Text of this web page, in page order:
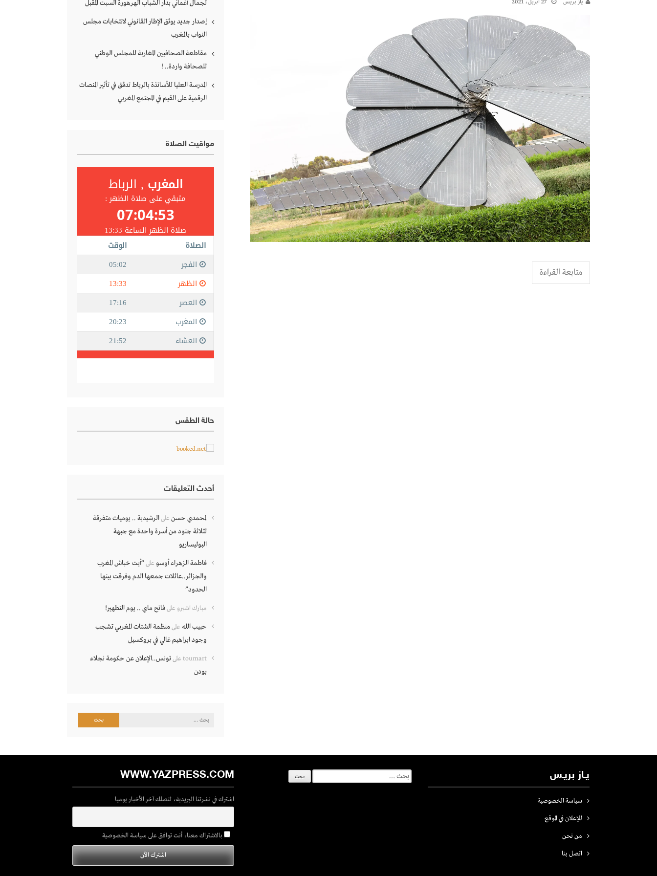
يـاز بريـس 27 أبريل، 2021
متابعة القراءة
لجمال أغماني بدار الشباب الهرهورة السبت المقبل
إصدار جديد يوثق الإطار القانوني لانتخابات مجلس
النواب بالمغرب
مقاطعة الصحافيين المغاربة للمجلس الوطني
للصحافة واردة.. !
المدرسة العليا للأساتذة بالرباط تدقق في تأثير المنصات
الرقمية على القيم في المجتمع المغربي
مواقيت الصلاة
حالة الطقس
أحدث التعليقات
لمحمدي حسن علىالرشيدية .. يوميات متفرقة
لثلاثة جنود من أسرة واحدة مع جبهة
البوليساريو
فاطمة الزهراء أوسو على“أيت خباش المغرب
والجزائر..عائلات جمعها الدم وفرقت بينها
الحدود”
مبارك اشبرو علىفاتح ماي .. يوم التطهير!
حبيب الله علىمنظمة الشتات المغربي تشجب
وجود ابراهيم غالي في بروكسيل
toumart علىتونس..الإعلان عن حكومة نجلاء
بودن
البحث
يـاز بريـس
سياسة الخصوصية
للإعلان في الموقع
من نحن
اتصل بنـا
البحث
عن:
WWW.YAZPRESS.COM
اشترك في نشرتنا البريدية، لتصلك آخر الأخبار يوميا
بالاشتراك معنا، أنت توافق على سياسة الخصوصية